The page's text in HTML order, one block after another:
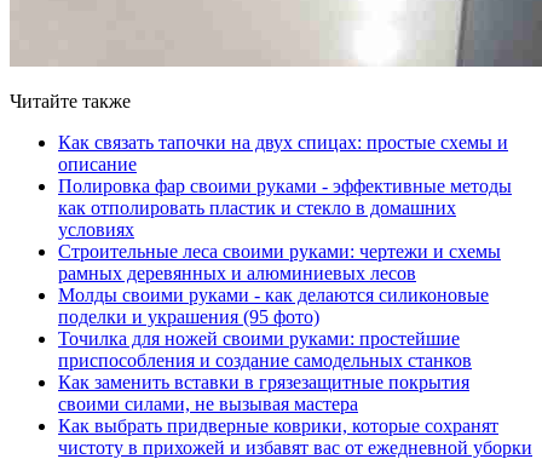
Читайте также
Как связать тапочки на двух спицах: простые схемы и
описание
Полировка фар своими руками - эффективные методы
как отполировать пластик и стекло в домашних
условиях
Строительные леса своими руками: чертежи и схемы
рамных деревянных и алюминиевых лесов
Молды своими руками - как делаются силиконовые
поделки и украшения (95 фото)
Точилка для ножей своими руками: простейшие
приспособления и создание самодельных станков
Как заменить вставки в грязезащитные покрытия
своими силами, не вызывая мастера
Как выбрать придверные коврики, которые сохранят
чистоту в прихожей и избавят вас от ежедневной уборки